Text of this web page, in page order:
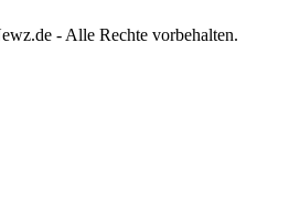
- Alle Rechte vorbehalten.